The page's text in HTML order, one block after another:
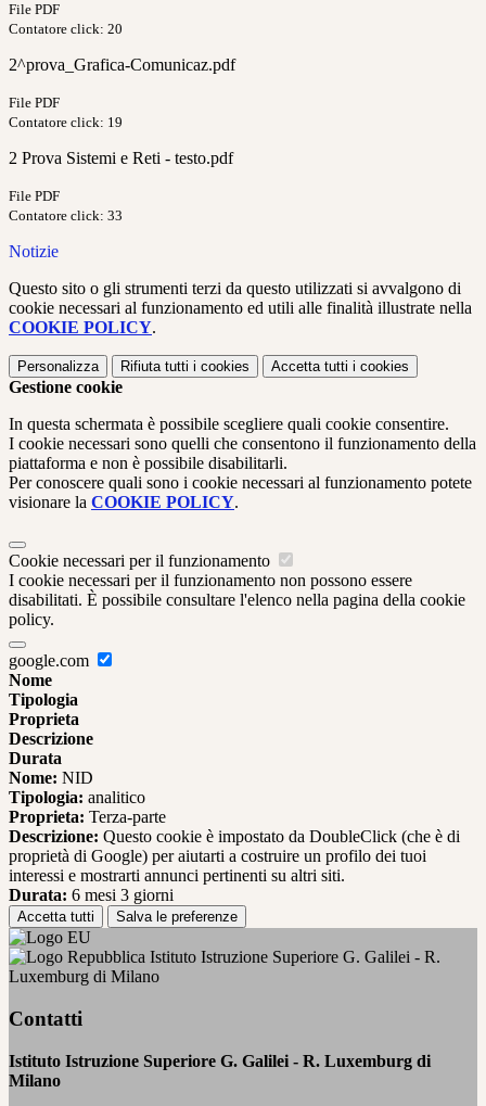
File PDF
Contatore click: 20
2^prova_Grafica-Comunicaz.pdf
File PDF
Contatore click: 19
2 Prova Sistemi e Reti - testo.pdf
File PDF
Contatore click: 33
Notizie
Questo sito o gli strumenti terzi da questo utilizzati si avvalgono di
cookie necessari al funzionamento ed utili alle finalità illustrate nella
COOKIE POLICY.
Personalizza Rifiuta tutti i cookies Accetta tutti i cookies
Gestione cookie
In questa schermata è possibile scegliere quali cookie consentire.
I cookie necessari sono quelli che consentono il funzionamento della
piattaforma e non è possibile disabilitarli.
Per conoscere quali sono i cookie necessari al funzionamento potete
visionare la COOKIE POLICY.
Cookie necessari per il funzionamento
I cookie necessari per il funzionamento non possono essere
disabilitati. È possibile consultare l'elenco nella pagina della cookie
policy.
google.com
Nome
Tipologia
Proprieta
Descrizione
Durata
Nome: NID
Tipologia: analitico
Proprieta: Terza-parte
Descrizione: Questo cookie è impostato da DoubleClick (che è di
proprietà di Google) per aiutarti a costruire un profilo dei tuoi
interessi e mostrarti annunci pertinenti su altri siti.
Durata: 6 mesi 3 giorni
Accetta tutti Salva le preferenze
Istituto Istruzione Superiore G. Galilei - R.
Luxemburg di Milano
Contatti
Istituto Istruzione Superiore G. Galilei - R. Luxemburg di
Milano